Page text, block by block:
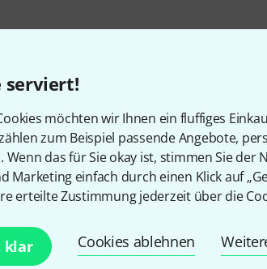
serviert!
möchten wir Ihnen ein fluffiges
zum Beispiel passende Angebote,
Wenn das für Sie okay ist, stimmen Sie der
Marketing einfach durch einen Klick auf
erteilte Zustimmung jederzeit über die
klar Cookies ablehnen